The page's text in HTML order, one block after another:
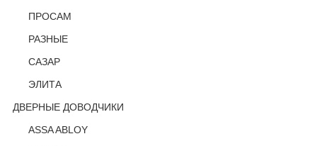
ПРОСАМ
РАЗНЫЕ
САЗАР
ЭЛИТА
ДВЕРНЫЕ ДОВОДЧИКИ
ASSA ABLOY